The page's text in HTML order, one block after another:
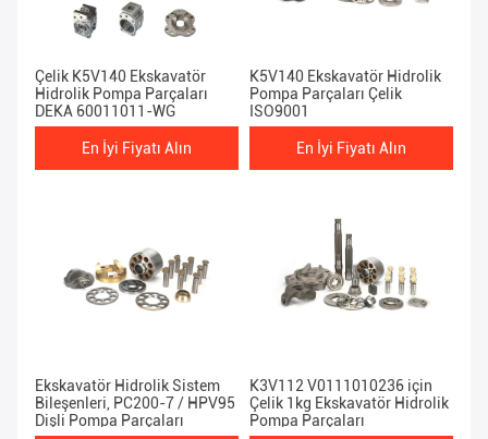
Çelik K5V140 Ekskavatör
Hidrolik Pompa Parçaları
DEKA 60011011-WG
En İyi Fiyatı Alın
K5V140 Ekskavatör Hidrolik
Pompa Parçaları Çelik
ISO9001
En İyi Fiyatı Alın
Ekskavatör Hidrolik Sistem
Bileşenleri, PC200-7 / HPV95
Dişli Pompa Parçaları
K3V112 V0111010236 için
Çelik 1kg Ekskavatör Hidrolik
Pompa Parçaları